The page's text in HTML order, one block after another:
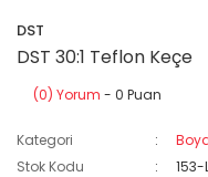
DST
DST 30:1 Teflon Keçe
(0) Yorum - 0 Puan
Kategori
Stok Kodu